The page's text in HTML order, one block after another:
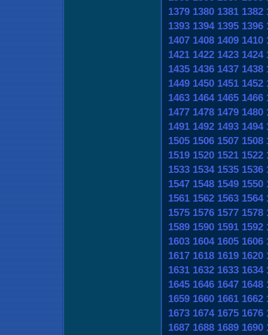
1379 1380 1381 1382
1393 1394 1395 1396
1407 1408 1409 1410
1421 1422 1423 1424
1435 1436 1437 1438
1449 1450 1451 1452
1463 1464 1465 1466
1477 1478 1479 1480
1491 1492 1493 1494
1505 1506 1507 1508
1519 1520 1521 1522
1533 1534 1535 1536
1547 1548 1549 1550
1561 1562 1563 1564
1575 1576 1577 1578
1589 1590 1591 1592
1603 1604 1605 1606
1617 1618 1619 1620
1631 1632 1633 1634
1645 1646 1647 1648
1659 1660 1661 1662
1673 1674 1675 1676
1687 1688 1689 1690